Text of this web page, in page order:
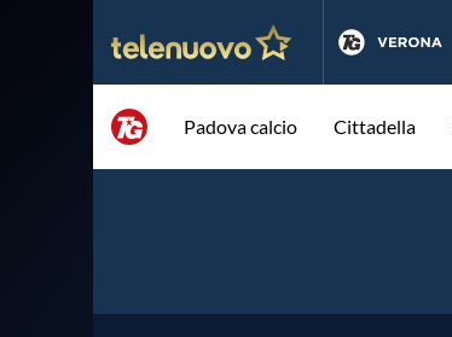
Padova calcio Cittadella